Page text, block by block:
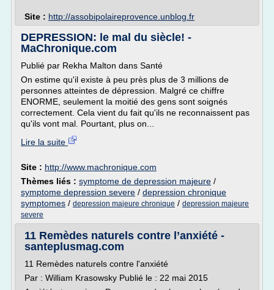
Site : http://assobipolaireprovence.unblog.fr
DEPRESSION: le mal du siècle! -
MaChronique.com
Publié par Rekha Malton dans Santé
On estime qu'il existe à peu près plus de 3 millions de
personnes atteintes de dépression. Malgré ce chiffre
ENORME, seulement la moitié des gens sont soignés
correctement. Cela vient du fait qu'ils ne reconnaissent pas
qu'ils vont mal. Pourtant, plus on...
Lire la suite
Site : http://www.machronique.com
Thèmes liés : symptome de depression majeure /
symptome depression severe / depression chronique
symptomes / depression majeure chronique / depression majeure
severe
11 Remèdes naturels contre l’anxiété -
santeplusmag.com
11 Remèdes naturels contre l'anxiété
Par : William Krasowsky Publié le : 22 mai 2015